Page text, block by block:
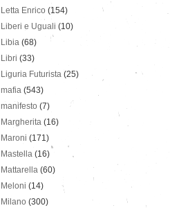
Letta Enrico (154)
Liberi e Uguali (10)
Libia (68)
Libri (33)
Liguria Futurista (25)
mafia (543)
manifesto (7)
Margherita (16)
Maroni (171)
Mastella (16)
Mattarella (60)
Meloni (14)
Milano (300)